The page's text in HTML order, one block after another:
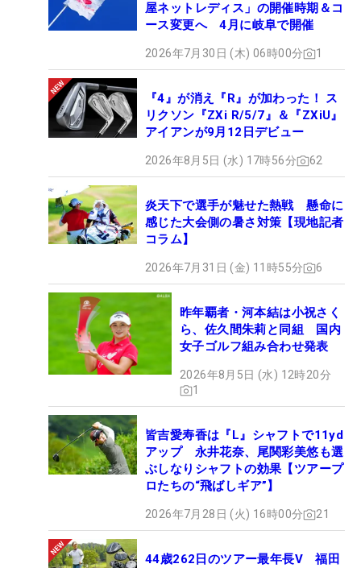
屋ネットレディス」の開催時期＆コ
ース変更へ 4月に岐阜で開催
2026年7月30日 (木) 06時00分 1
『4』が消え『R』が加わった！ ス
リクソン『ZXi R/5/7』＆『ZXiU』
アイアンが9月12日デビュー
2026年8月5日 (水) 17時56分 62
炎天下で選手が魅せた熱戦 懸命に
感じた大会側の暑さ対策【現地記者
コラム】
2026年7月31日 (金) 11時55分 6
昨年覇者・河本結は小祝さく
ら、佐久間朱莉と同組 国内
女子ゴルフ組み合わせ発表
2026年8月5日 (水) 12時20分
1
皆吉愛寿香は『L』シャフトで11yd
アップ 永井花奈、尾関彩美悠も選
ぶしなりシャフトの効果【ツアープ
ロたちの“飛ばしギア”】
2026年7月28日 (火) 16時00分 21
44歳262日のツアー最年長V 福田